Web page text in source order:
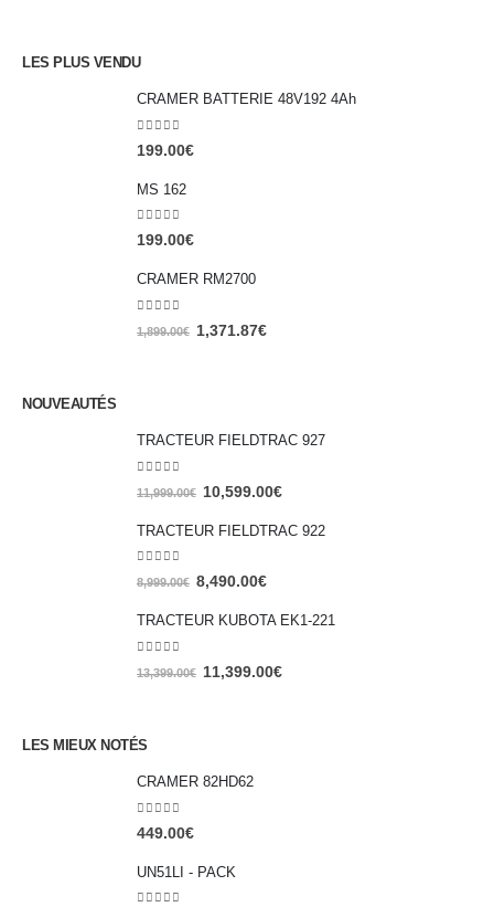
LES PLUS VENDU
CRAMER BATTERIE 48V192 4Ah
0 out of 5
199.00€
MS 162
0out of 5
199.00€
CRAMER RM2700
out of 5
1,899.00€ 1,371.87€
NOUVEAUTÉS
TRACTEUR FIELDTRAC 927
11,999.00€ 10,599.00€
TRACTEUR FIELDTRAC 922
out of 5
8,999.00€ 8,490.00€
TRACTEUR KUBOTA EK1-221
13,399.00€ 11,399.00€
LES MIEUX NOTÉS
CRAMER 82HD62
0 out of 5
449.00€
UN51LI - PACK